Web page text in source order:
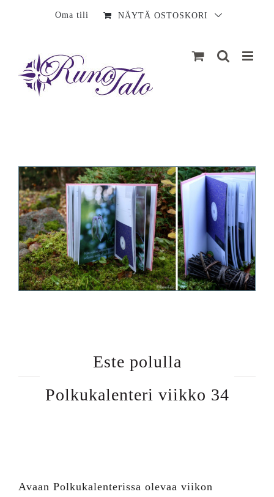
Oma tili NÄYTÄ OSTOSKORI
Este polulla
Polkukalenteri viikko 34
Avaan Polkukalenterissa olevaa viikon